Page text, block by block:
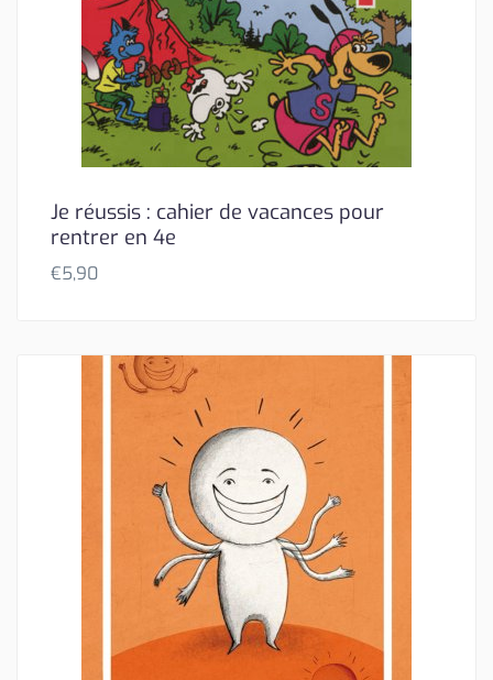
Je réussis : cahier de vacances pour
rentrer en 4e
€5,90